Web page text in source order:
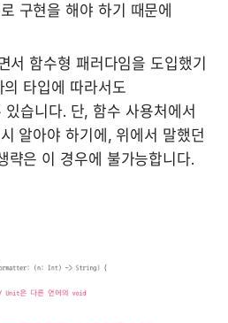
구현을 해야 하기 때문에
서 함수형 패러다임을 도입했기
타입에 따라서도
습니다. 단, 함수 사용처에서
알아야 하기에, 위에서 말했던
략은 이 경우에 불가능합니다.